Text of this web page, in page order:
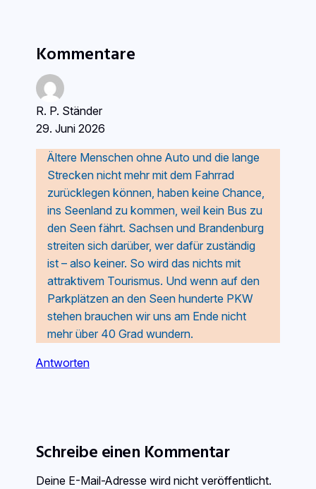
Kommentare
R. P. Ständer
29. Juni 2026
Ältere Menschen ohne Auto und die lange
Strecken nicht mehr mit dem Fahrrad
zurücklegen können, haben keine Chance,
ins Seenland zu kommen, weil kein Bus zu
den Seen fährt. Sachsen und Brandenburg
streiten sich darüber, wer dafür zuständig
ist – also keiner. So wird das nichts mit
attraktivem Tourismus. Und wenn auf den
Parkplätzen an den Seen hunderte PKW
stehen brauchen wir uns am Ende nicht
mehr über 40 Grad wundern.
Antworten
Schreibe einen Kommentar
Deine E-Mail-Adresse wird nicht veröffentlicht.